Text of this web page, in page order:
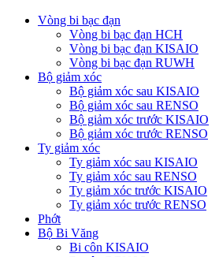
Vòng bi bạc đạn
Vòng bi bạc đạn HCH
Vòng bi bạc đạn KISAIO
Vòng bi bạc đạn RUWH
Bộ giảm xóc
Bộ giảm xóc sau KISAIO
Bộ giảm xóc sau RENSO
Bộ giảm xóc trước KISAIO
Bộ giảm xóc trước RENSO
Ty giảm xóc
Ty giảm xóc sau KISAIO
Ty giảm xóc sau RENSO
Ty giảm xóc trước KISAIO
Ty giảm xóc trước RENSO
Phớt
Bộ Bi Văng
Bi côn KISAIO